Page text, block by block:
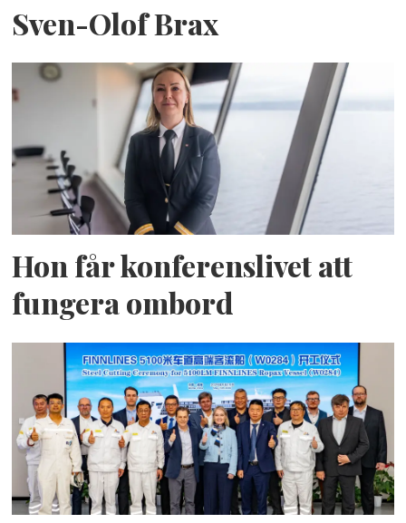
Sven-Olof Brax
Hon får konferenslivet att
fungera ombord